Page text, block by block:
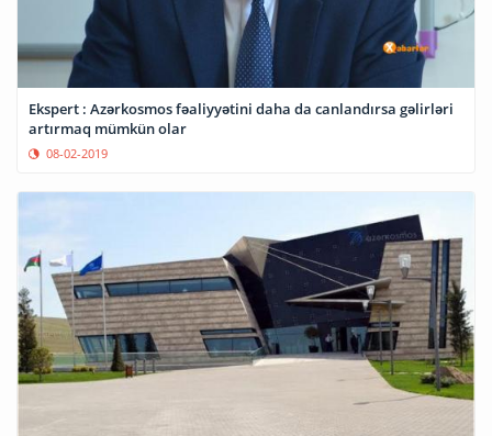
Ekspert : Azərkosmos fəaliyyətini daha da canlandırsa gəlirləri
artırmaq mümkün olar
08-02-2019